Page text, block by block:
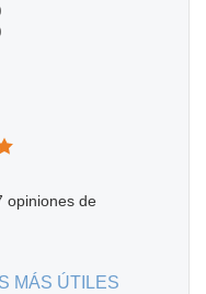
opiniones de
MÁS ÚTILES